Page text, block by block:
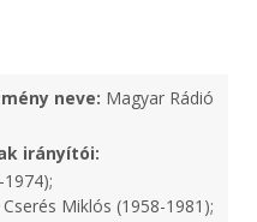
neve: Magyar Rádió
irányítói:
Cserés Miklós (1958-1981);